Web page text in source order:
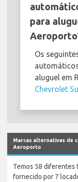
para
Os
aluguel em
Chevrolet
Marcas alternativas de
Aeroporto
Temos 58 diferentes
fornecido por 7